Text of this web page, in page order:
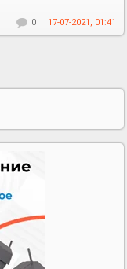
0 17-07-2021, 01:41